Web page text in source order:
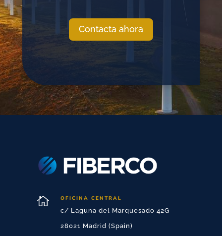
Contacta ahora
 OFICINA CENTRAL
c/ Laguna del Marquesado 42G
28021 Madrid (Spain)